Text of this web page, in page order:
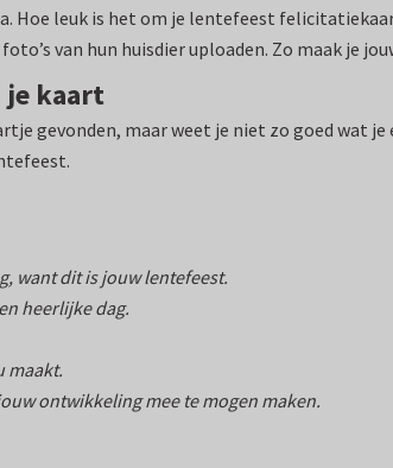
leuk is het om je lentefeest
van hun huisdier uploaden. Zo maak je
je kaart
gevonden, maar weet je niet zo goed wat
want dit is jouw lentefeest.
heerlijke dag.
maakt.
ontwikkeling mee te mogen maken.